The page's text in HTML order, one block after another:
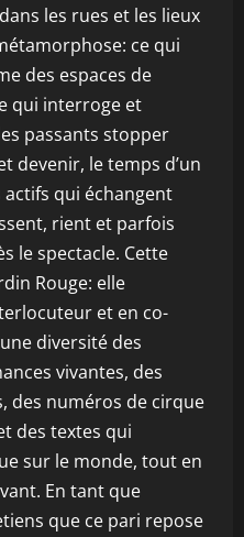
les rues et les lieux
ce qui
des espaces de
qui interroge et
passants stopper
devenir, le temps d’un
qui échangent
rient et parfois
le spectacle. Cette
Rouge: elle
et en co-
diversité des
vivantes, des
des numéros de cirque
des textes qui
sur le monde, tout en
En tant que
que ce pari repose